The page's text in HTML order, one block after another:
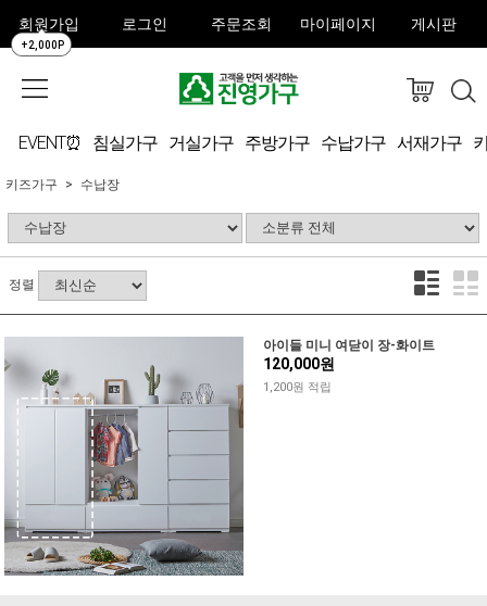
회원가입
+2,000P
로그인 주문조회 마이페이지 게시판
EVENT⏰ 침실가구 거실가구 주방가구 수납가구 서재가구
키즈가구 수납장
정렬
아이들 미니 여닫이 장-화이트
120,000원
1,200원 적립